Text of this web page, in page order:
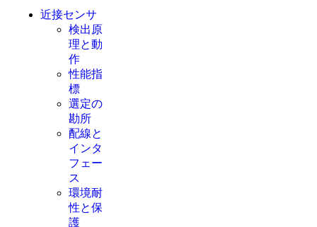
近接センサ
検出原
理と動
作
性能指
標
選定の
勘所
配線と
インタ
フェー
ス
環境耐
性と保
護